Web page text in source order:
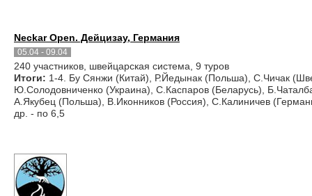
Neckar Open. Дейцизау, Германия
05.04 - 09.04
240 участников, швейцарская система, 9 туров
Итоги: 1-4. Бу Сянжи (Китай), Р.Йедынак (Польша), С.Чичак
Ю.Солодовниченко (Украина), С.Каспаров (Беларусь),
А.Якубец (Польша), В.Иконников (Россия), С.Калиничев
др. - по 6,5